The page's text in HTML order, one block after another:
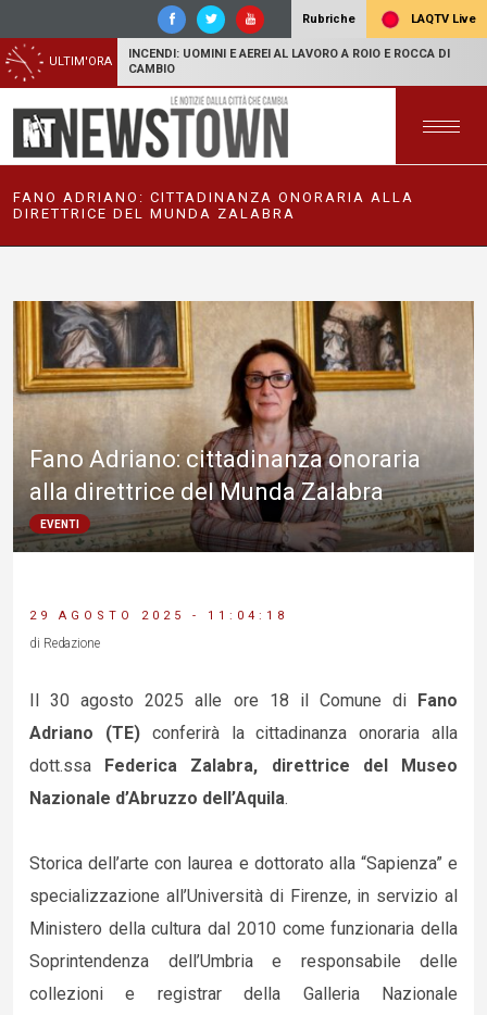
Rubriche LAQTV Live
ULTIM'ORA
INCENDI: UOMINI E AEREI AL LAVORO A ROIO E ROCCA DI
CAMBIO
FANO ADRIANO: CITTADINANZA ONORARIA ALLA
DIRETTRICE DEL MUNDA ZALABRA
Fano Adriano: cittadinanza onoraria
alla direttrice del Munda Zalabra
EVENTI
29 AGOSTO 2025 - 11:04:18
di Redazione
Il 30 agosto 2025 alle ore 18 il Comune di Fano
Adriano (TE)conferirà la cittadinanza onoraria alla
dott.ssa Federica Zalabra, direttrice del Museo
Nazionale d’Abruzzo dell’Aquila.
Storica dell’arte con laurea e dottorato alla “Sapienza” e
specializzazione all’Università di Firenze, in servizio al
Ministero della cultura dal 2010 come funzionaria della
Soprintendenza dell’Umbria e responsabile delle
collezioni e registrar della Galleria Nazionale